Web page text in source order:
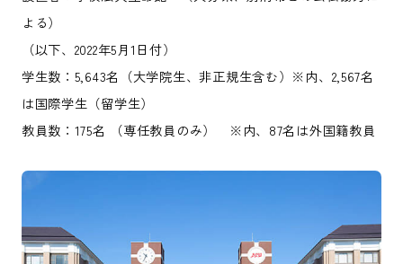
よる）
（以下、2022年5月1日付）
学生数：5,643名（大学院生、非正規生含む）※内、2,567名
は国際学生（留学生）
教員数：175名 （専任教員のみ） ※内、87名は外国籍教員